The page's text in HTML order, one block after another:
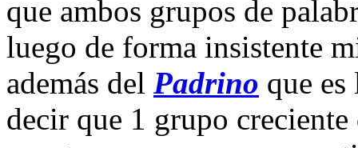
que ambos grupos de
luego de forma insistente
además del Padrino que es
decir que 1 grupo creciente